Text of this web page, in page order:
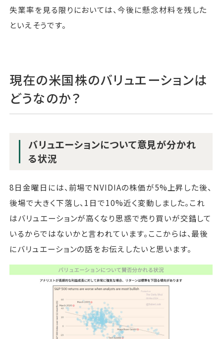
失業率を見る限りにおいては、今後に懸念材料を残した
といえそうです。
現在の米国株のバリュエーションは
どうなのか？
バリュエーションについて意見が分かれ
る状況
8日金曜日には、前場でNVIDIAの株価が5%上昇した後、
後場で大きく下落し、1日で10%近く変動しました。これ
はバリュエーションが高くなり思惑で売り買いが交錯して
いるからではないかと言われています。ここからは、最後
にバリュエーションの話をお伝えしたいと思います。